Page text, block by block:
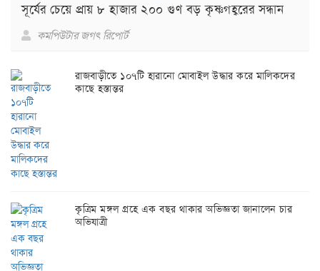
সূর্যের চেয়ে প্রায় ৮ হাজার ২০০ গুণ বড় কৃষ্ণগহ্বরের সন্ধান
কমপিউটার জগৎ রিপোর্ট
রাজবাড়ীতে ১০৭টি হারানো মোবাইল উদ্ধার করে মালিকদের
কাছে হস্তান্তর
কৃত্রিম মঙ্গল গ্রহে এক বছর থাকার অভিজ্ঞতা জানালেন চার
অভিযাত্রী